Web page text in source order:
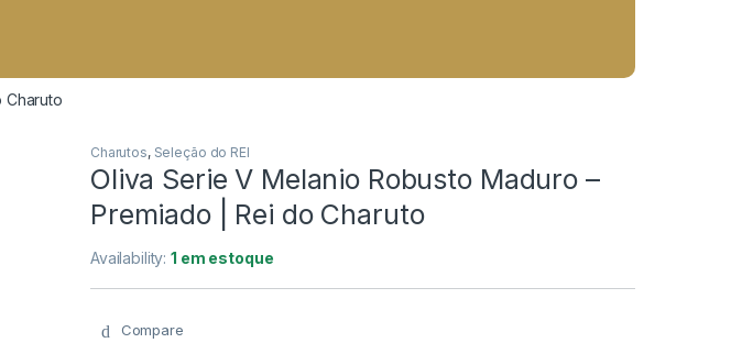
Charuto
Charutos, Seleção do REI
Oliva Serie V Melanio Robusto Maduro –
Premiado | Rei do Charuto
Availability:1 em estoque
Compare